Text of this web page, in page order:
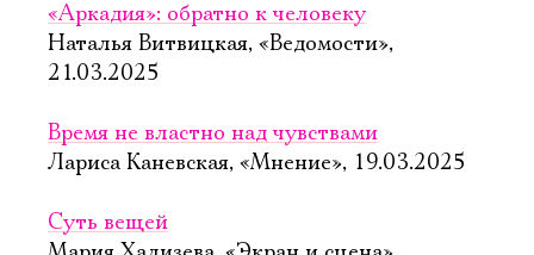
«Аркадия»: обратно к человеку
Наталья Витвицкая, «Ведомости»,
21.03.2025
Время не властно над чувствами
Лариса Каневская, «Мнение», 19.03.2025
Суть вещей